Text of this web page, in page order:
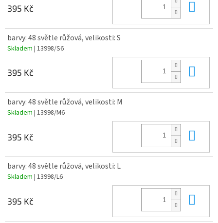
395 Kč
barvy: 48 světle růžová, velikosti: S
Skladem | 13998/S6
395 Kč
barvy: 48 světle růžová, velikosti: M
Skladem | 13998/M6
395 Kč
barvy: 48 světle růžová, velikosti: L
Skladem | 13998/L6
395 Kč